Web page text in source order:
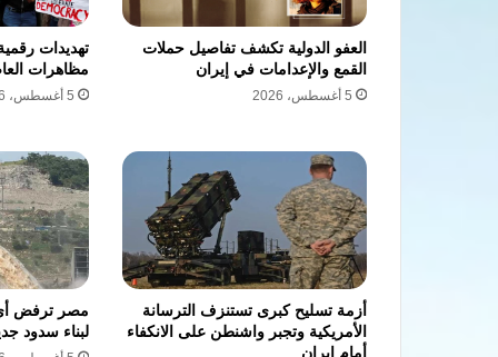
العفو الدولية تكشف تفاصيل حملات
القمع والإعدامات في إيران
5 أغسطس، 2026
تهديدات
مظاهرات
5 أغسطس، 2026
أزمة تسليح كبرى تستنزف الترسانة
الأمريكية وتجبر واشنطن على الانكفاء
أمام إيران
مصر ترفض أي
لبناء سدود